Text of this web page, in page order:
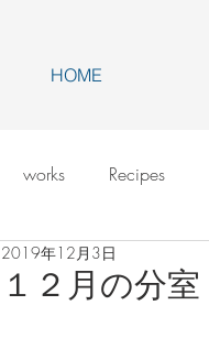
HOME
works Recipes
１２月の分室
2019年12月3日